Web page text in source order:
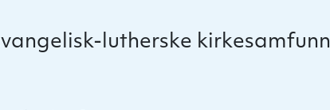
lutherske kirkesamfunn